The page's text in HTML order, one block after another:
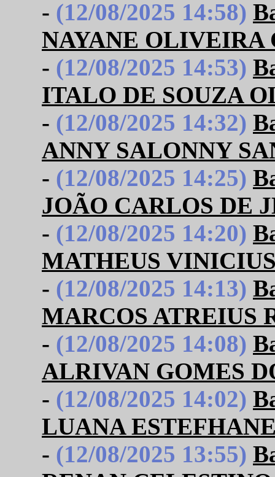
- (12/08/2025 14:58)
NAYANE OLIVEIRA
- (12/08/2025 14:53)
ITALO DE SOUZA
- (12/08/2025 14:32)
ANNY SALONNY
- (12/08/2025 14:25)
JOÃO CARLOS DE
- (12/08/2025 14:20)
MATHEUS
- (12/08/2025 14:13)
MARCOS ATREIUS
- (12/08/2025 14:08)
ALRIVAN GOMES
- (12/08/2025 14:02)
LUANA
- (12/08/2025 13:55)